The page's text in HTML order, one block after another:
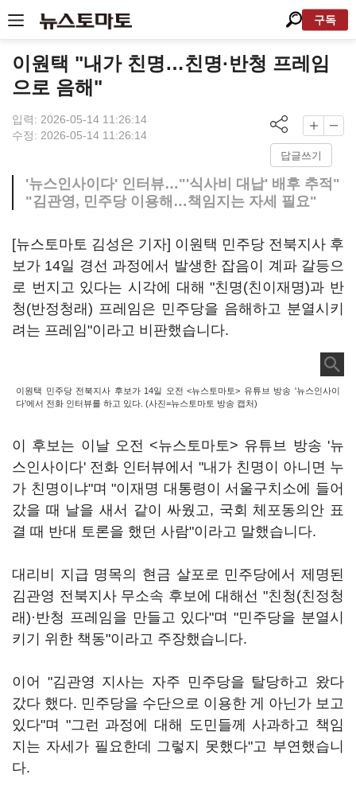
구독
이원택 "내가 친명…친명·반청 프레임
으로 음해"
입력: 2026-05-14 11:26:14
수정: 2026-05-14 11:26:14
답글쓰기
'뉴스인사이다' 인터뷰…"'식사비 대납' 배후 추적"
"김관영, 민주당 이용해…책임지는 자세 필요"
[뉴스토마토 김성은 기자] 이원택 민주당 전북지사 후
보가 14일 경선 과정에서 발생한 잡음이 계파 갈등으
로 번지고 있다는 시각에 대해 "친명(친이재명)과 반
청(반정청래) 프레임은 민주당을 음해하고 분열시키
려는 프레임"이라고 비판했습니다.
이원택 민주당 전북지사 후보가 14일 오전 <뉴스토마토> 유튜브 방송 '뉴스인사이
다'에서 전화 인터뷰를 하고 있다. (사진=뉴스토마토 방송 캡처)
이 후보는 이날 오전 <뉴스토마토> 유튜브 방송 '뉴
스인사이다' 전화 인터뷰에서 "내가 친명이 아니면 누
가 친명이냐"며 "이재명 대통령이 서울구치소에 들어
갔을 때 날을 새서 같이 싸웠고, 국회 체포동의안 표
결 때 반대 토론을 했던 사람"이라고 말했습니다.
대리비 지급 명목의 현금 살포로 민주당에서 제명된
김관영 전북지사 무소속 후보에 대해선 "친청(친정청
래)·반청 프레임을 만들고 있다"며 "민주당을 분열시
키기 위한 책동"이라고 주장했습니다.
이어 "김관영 지사는 자주 민주당을 탈당하고 왔다
갔다 했다. 민주당을 수단으로 이용한 게 아닌가 보고
있다"며 "그런 과정에 대해 도민들께 사과하고 책임
지는 자세가 필요한데 그렇지 못했다"고 부연했습니
다.